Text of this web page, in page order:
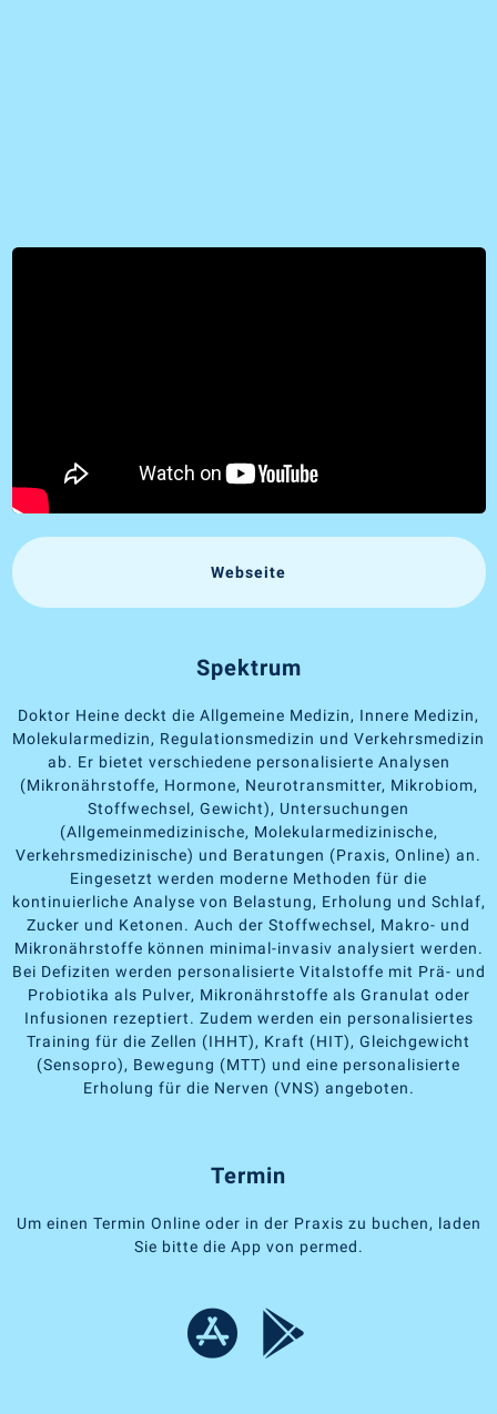
Webseite
Spektrum
Doktor Heine deckt die Allgemeine Medizin, Innere Medizin,
Molekularmedizin, Regulationsmedizin und Verkehrsmedizin
ab. Er bietet verschiedene personalisierte Analysen
(Mikronährstoffe, Hormone, Neurotransmitter, Mikrobiom,
Stoffwechsel, Gewicht), Untersuchungen
(Allgemeinmedizinische, Molekularmedizinische,
Verkehrsmedizinische) und Beratungen (Praxis, Online) an.
Eingesetzt werden moderne Methoden für die
kontinuierliche Analyse von Belastung, Erholung und Schlaf,
Zucker und Ketonen. Auch der Stoffwechsel, Makro- und
Mikronährstoffe können minimal-invasiv analysiert werden.
Bei Defiziten werden personalisierte Vitalstoffe mit Prä- und
Probiotika als Pulver, Mikronährstoffe als Granulat oder
Infusionen rezeptiert. Zudem werden ein personalisiertes
Training für die Zellen (IHHT), Kraft (HIT), Gleichgewicht
(Sensopro), Bewegung (MTT) und eine personalisierte
Erholung für die Nerven (VNS) angeboten.
Termin
Um einen Termin Online oder in der Praxis zu buchen, laden
Sie bitte die App von permed.